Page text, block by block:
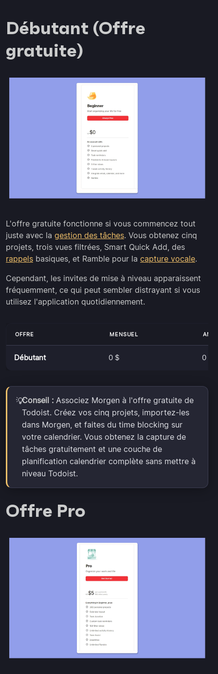
Débutant (Offre
gratuite)
L'offre gratuite fonctionne si vous commencez tout
juste avec la gestion des tâches. Vous obtenez cinq
projets, trois vues filtrées, Smart Quick Add, des
rappels basiques, et Ramble pour la capture vocale.
Cependant, les invites de mise à niveau apparaissent
fréquemment, ce qui peut sembler distrayant si vous
utilisez l'application quotidiennement.
OFFRE MENSUEL
Débutant 0 $ 0 $
💡Conseil : Associez Morgen à l'offre gratuite de
Todoist. Créez vos cinq projets, importez-les
dans Morgen, et faites du time blocking sur
votre calendrier. Vous obtenez la capture de
tâches gratuitement et une couche de
planification calendrier complète sans mettre à
niveau Todoist.
Offre Pro